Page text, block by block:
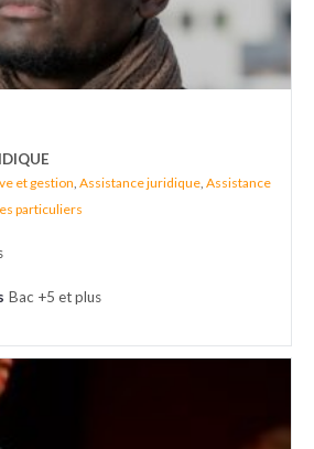
et gestion, Assistance juridique, Assistance
particuliers
Bac +5 et plus